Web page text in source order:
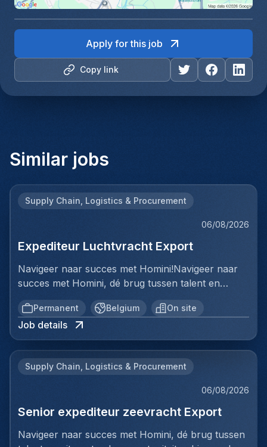
Copy link
Apply for this job
Similar jobs
Supply Chain, Logistics & Procurement
06/08/2026
Expediteur Luchtvracht Export
Navigeer naar succes met Homini!Navigeer naar
succes met Homini, dé brug tussen talent en
uitmuntende opportuniteiten binnen de
arbeidsmarkt. Als voorloper in wervingsdiensten,
matchen we toptalent met topbedrijven in diverse
sectoren. Met onze expertise en toewijding streven
plaatsingen. Bij Homini staat elk individu centraal;
ons team Logistiek & Distributie zoeken we een
Expediteur Luchtvracht Export voor een
een geboren organisator met een passie voor
Permanent Belgium On site
Job details
Supply Chain, Logistics & Procurement
06/08/2026
Senior expediteur zeevracht Export
Navigeer naar succes met Homini, dé brug tussen